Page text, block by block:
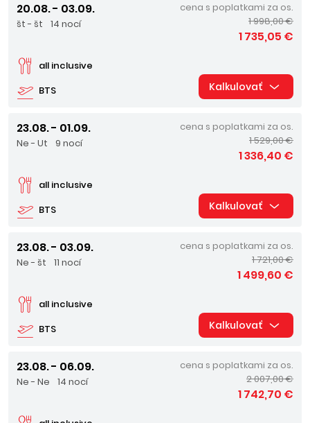
20.08. - 03.09.
št - št 14 nocí
BTS
all inclusive
cena s poplatkami za os.
1 998,00 €
1 735,05 €
Kalkulovať
23.08. - 01.09.
Ne - Ut 9 nocí
BTS
all inclusive
cena s poplatkami za os.
1 529,00 €
1 336,40 €
Kalkulovať
23.08. - 03.09.
Ne - št 11 nocí
BTS
all inclusive
cena s poplatkami za os.
1 721,00 €
1 499,60 €
Kalkulovať
23.08. - 06.09.
Ne - Ne 14 nocí
cena s poplatkami za os.
2 007,00 €
1 742,70 €